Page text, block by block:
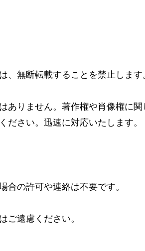
、無断転載することを禁止します
ありません。著作権や肖像権に関
ださい。迅速に対応いたします。
合の許可や連絡は不要です。
ご遠慮ください。